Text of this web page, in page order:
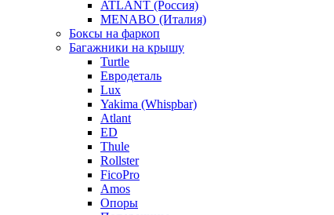
ATLANT (Россия)
MENABO (Италия)
Боксы на фаркоп
Багажники на крышу
Turtle
Евродеталь
Lux
Yakima (Whispbar)
Atlant
ED
Thule
Rollster
FicoPro
Amos
Опоры